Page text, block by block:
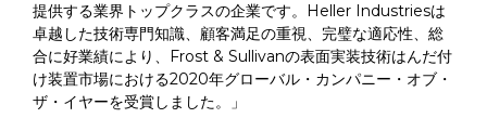
提供する業界トップクラスの企業です。Heller Industriesは
卓越した技術専門知識、顧客満足の重視、完璧な適応性、総
合に好業績により、Frost & Sullivanの表面実装技術はんだ付
け装置市場における2020年グローバル・カンパニー・オブ・
ザ・イヤーを受賞しました。」